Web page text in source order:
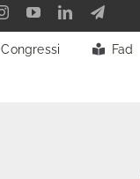
Congressi Fad